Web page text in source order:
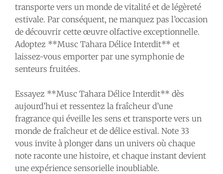
transporte vers un monde de vitalité et de légèreté
estivale. Par conséquent, ne manquez pas l’occasion
de découvrir cette œuvre olfactive exceptionnelle.
Adoptez **Musc Tahara Délice Interdit** et
laissez-vous emporter par une symphonie de
senteurs fruitées.
Essayez **Musc Tahara Délice Interdit** dès
aujourd’hui et ressentez la fraîcheur d’une
fragrance qui éveille les sens et transporte vers un
monde de fraîcheur et de délice estival. Note 33
vous invite à plonger dans un univers où chaque
note raconte une histoire, et chaque instant devient
une expérience sensorielle inoubliable.